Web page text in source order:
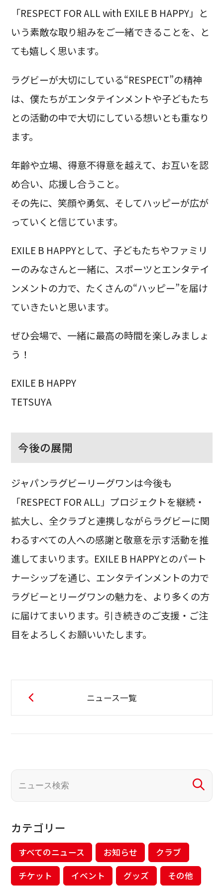
「RESPECT FOR ALL with EXILE B HAPPY」と
いう素敵な取り組みをご一緒できることを、と
ても嬉しく思います。
ラグビーが大切にしている“RESPECT”の精神
は、僕たちがエンタテインメントや子どもたち
との活動の中で大切にしている想いとも重なり
ます。
年齢や立場、得意不得意を越えて、お互いを認
め合い、応援し合うこと。
その先に、笑顔や勇気、そしてハッピーが広が
っていくと信じています。
EXILE B HAPPYとして、子どもたちやファミリ
ーのみなさんと一緒に、スポーツとエンタテイ
ンメントの力で、たくさんの“ハッピー”を届け
ていきたいと思います。
ぜひ会場で、一緒に最高の時間を楽しみましょ
う！
EXILE B HAPPY
TETSUYA
今後の展開
ジャパンラグビーリーグワンは今後も
「RESPECT FOR ALL」プロジェクトを継続・
拡大し、全クラブと連携しながらラグビーに関
わるすべての人への感謝と敬意を示す活動を推
進してまいります。EXILE B HAPPYとのパート
ナーシップを通じ、エンタテインメントの力で
ラグビーとリーグワンの魅力を、より多くの方
に届けてまいります。引き続きのご支援・ご注
目をよろしくお願いいたします。
ニュース一覧
カテゴリー
すべてのニュース お知らせ
クラブ
チケット
イベント グッズ その他